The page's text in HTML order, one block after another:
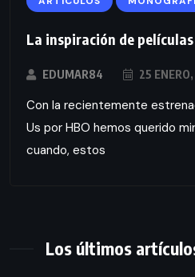
La inspiración de
EDUMAR84 25
Con la recientemente
Us por HBO hemos querido
cuando, estos
Los últimos